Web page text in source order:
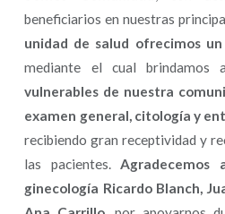
beneficiarios en nuestras
unidad de salud ofrecimos
mediante el cual brindamos
vulnerables de nuestra
examen general, citología y
recibiendo gran receptividad y
las pacientes.Agradecemos
ginecología Ricardo Blanch,